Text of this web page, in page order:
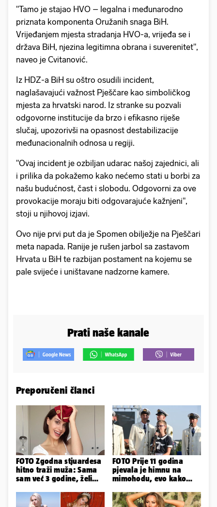
"Tamo je stajao HVO – legalna i međunarodno
priznata komponenta Oružanih snaga BiH.
Vrijeđanjem mjesta stradanja HVO-a, vrijeđa se i
država BiH, njezina legitimna obrana i suverenitet",
naveo je Cvitanović.
Iz HDZ-a BiH su oštro osudili incident,
naglašavajući važnost Pješčare kao simboličkog
mjesta za hrvatski narod. Iz stranke su pozvali
odgovorne institucije da brzo i efikasno riješe
slučaj, upozorivši na opasnost destabilizacije
međunacionalnih odnosa u regiji.
"Ovaj incident je ozbiljan udarac našoj zajednici, ali
i prilika da pokažemo kako nećemo stati u borbi za
našu budućnost, čast i slobodu. Odgovorni za ove
provokacije moraju biti odgovarajuće kažnjeni",
stoji u njihovoj izjavi.
Ovo nije prvi put da je Spomen obilježje na Pješčari
meta napada. Ranije je rušen jarbol sa zastavom
Hrvata u BiH te razbijan postament na kojemu se
pale svijeće i uništavane nadzorne kamere.
Prati naše kanale
Preporučeni članci
FOTO Zgodna stjuardesa
hitno traži muža: Sama
sam već 3 godine, želim
FOTO Prije 11 godina
pjevala je himnu na
mimohodu, evo kako
Negovetić